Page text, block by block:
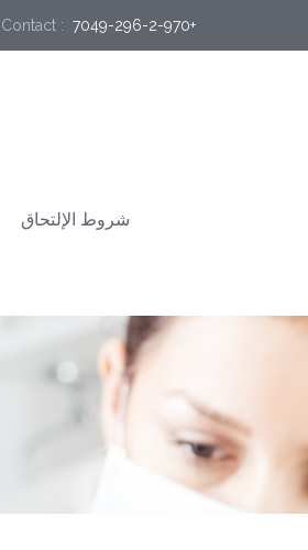
Contact : 7049-296-2-970+
شروط الإلتحاق